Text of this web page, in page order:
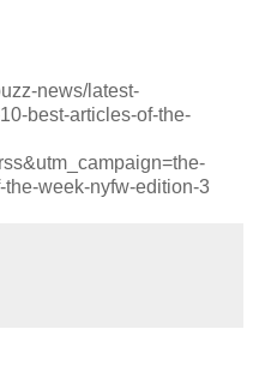
news/latest-
best-articles-of-the-
week-nyfw-edition-3